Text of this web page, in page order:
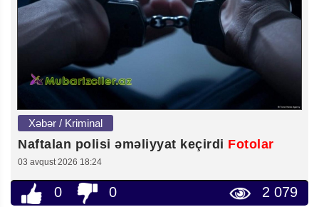
Xəbər / Kriminal
Naftalan polisi əməliyyat keçirdi Fotolar
03 avqust 2026 18:24
0 0 2 079